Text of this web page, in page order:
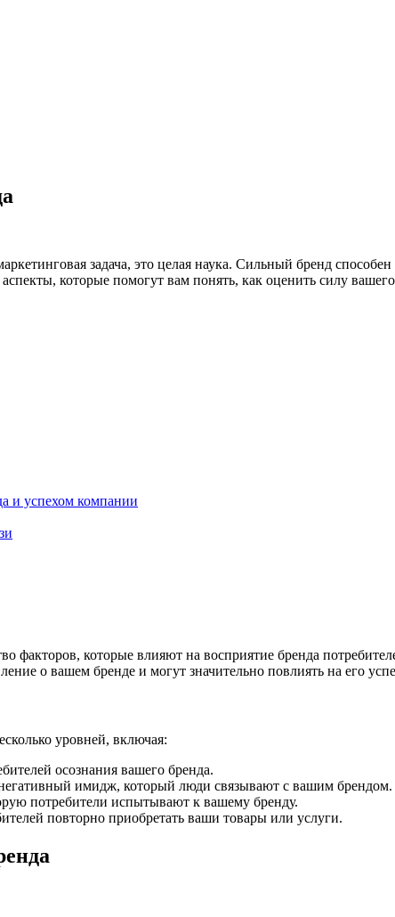
задача, это целая наука. Сильный бренд
которые помогут вам понять, как оценить силу
и успехом компании
факторов, которые влияют на восприятие бренда
о вашем бренде и могут значительно повлиять на его
уровней, включая:
осознания вашего бренда.
имидж, который люди связывают с вашим брендом.
потребители испытывают к вашему бренду.
повторно приобретать ваши товары или услуги.